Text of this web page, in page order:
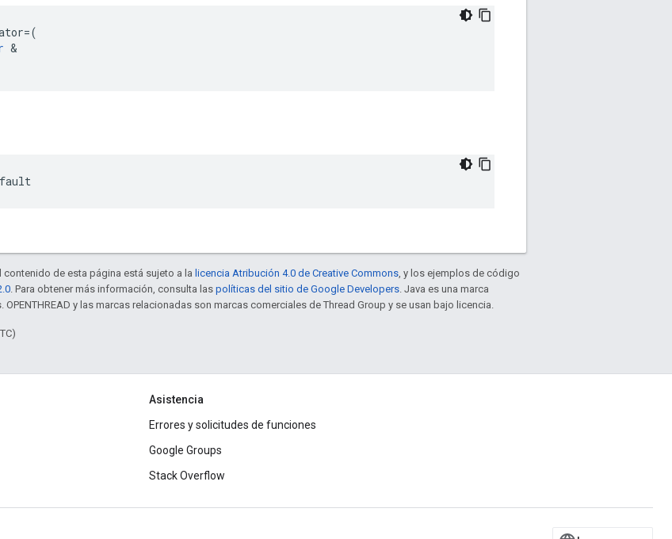
=(
&
de esta página está sujeto a la licencia Atribución 4.0 de Creative Commons, y los ejemplos de código
. Para obtener más información, consulta las políticas del sitio de Google Developers. Java es una marca
y las marcas relacionadas son marcas comerciales de Thread Group y se usan bajo licencia.
Asistencia
Errores y solicitudes de funciones
Google Groups
Stack Overflow